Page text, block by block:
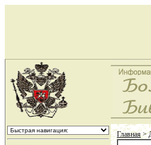
Главная>